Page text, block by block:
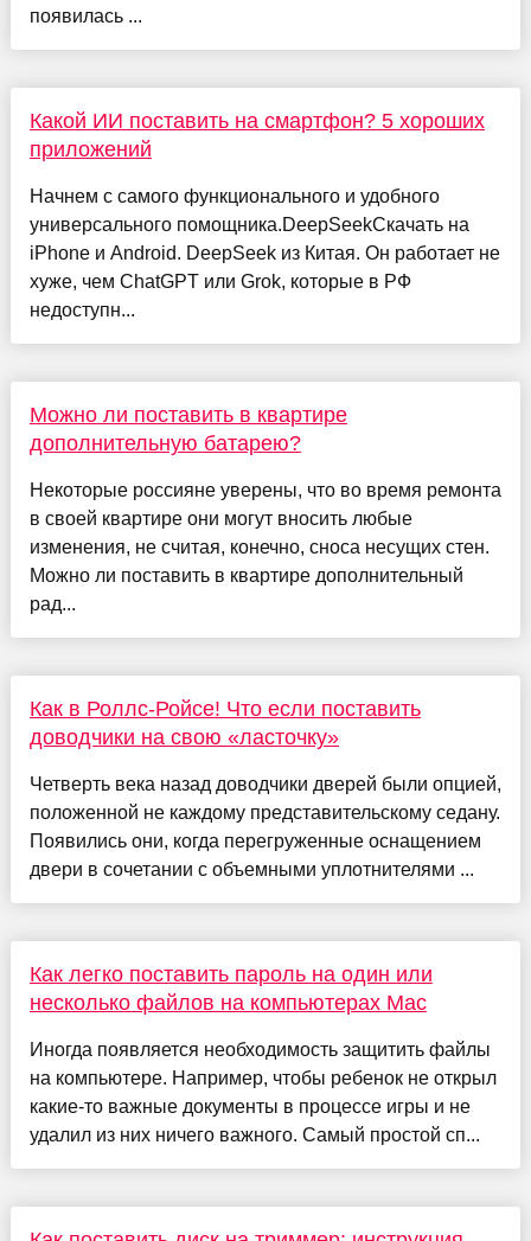
появилась ...
Какой ИИ поставить на смартфон? 5 хороших
приложений
Начнем с самого функционального и удобного
универсального помощника.DeepSeekСкачать на
iPhone и Android. DeepSeek из Китая. Он работает не
хуже, чем ChatGPT или Grok, которые в РФ
недоступн...
Можно ли поставить в квартире
дополнительную батарею?
Некоторые россияне уверены, что во время ремонта
в своей квартире они могут вносить любые
изменения, не считая, конечно, сноса несущих стен.
Можно ли поставить в квартире дополнительный
рад...
Как в Роллс-Ройсе! Что если поставить
доводчики на свою «ласточку»
Четверть века назад доводчики дверей были опцией,
положенной не каждому представительскому седану.
Появились они, когда перегруженные оснащением
двери в сочетании с объемными уплотнителями ...
Как легко поставить пароль на один или
несколько файлов на компьютерах Mac
Иногда появляется необходимость защитить файлы
на компьютере. Например, чтобы ребенок не открыл
какие-то важные документы в процессе игры и не
удалил из них ничего важного. Самый простой сп...